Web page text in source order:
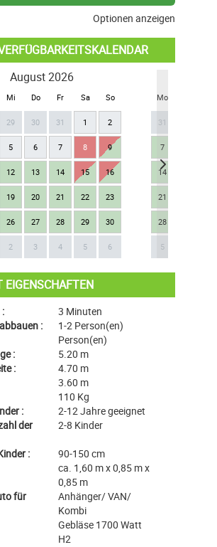
Optionen anzeigen
August 2026
Mi Do Fr Sa So
29 30 31 1 2
5 6 7 8 9
12 13 14 15 16
19 20 21 22 23
26 27 28 29 30
2 3 4 5 6
Mo
31
7
14
21
28
5
Next
EIGENSCHAFTEN
3 Minuten
:
1-2 Person(en)
Person(en)
:
5.20 m
:
4.70 m
3.60 m
110 Kg
:
2-12 Jahre geeignet
der
2-8 Kinder
:
90-150 cm
ca. 1,60 m x 0,85 m x
0,85 m
für
Anhänger/ VAN/
Kombi
Gebläse 1700 Watt
H2